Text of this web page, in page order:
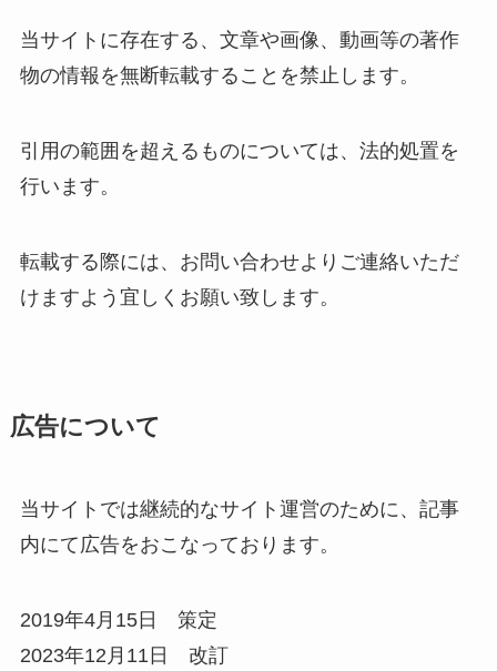
当サイトに存在する、文章や画像、動画等の著作
物の情報を無断転載することを禁止します。
引用の範囲を超えるものについては、法的処置を
行います。
転載する際には、お問い合わせよりご連絡いただ
けますよう宜しくお願い致します。
広告について
当サイトでは継続的なサイト運営のために、記事
内にて広告をおこなっております。
2019年4月15日 策定
2023年12月11日 改訂